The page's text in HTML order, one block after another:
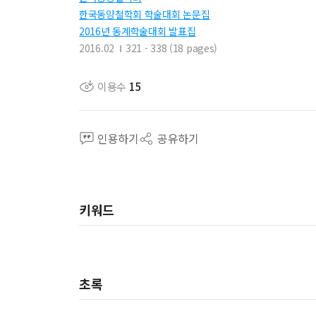
한국동양철학회 학술대회 논문집
2016년 동계학술대회 발표집
2016.02
321 - 338 (18 pages)
이용수 15
인용하기 공유하기
키워드
초록